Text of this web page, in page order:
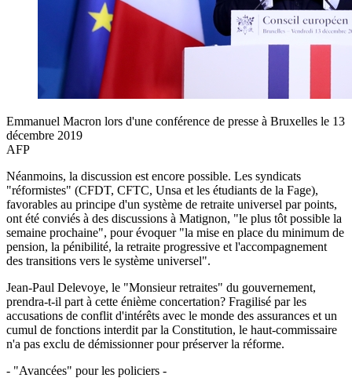
Emmanuel Macron lors d'une conférence de presse à Bruxelles le 13
décembre 2019
AFP
Néanmoins, la discussion est encore possible. Les syndicats
"réformistes" (CFDT, CFTC, Unsa et les étudiants de la Fage),
favorables au principe d'un système de retraite universel par points,
ont été conviés à des discussions à Matignon, "le plus tôt possible la
semaine prochaine", pour évoquer "la mise en place du minimum de
pension, la pénibilité, la retraite progressive et l'accompagnement
des transitions vers le système universel".
Jean-Paul Delevoye, le "Monsieur retraites" du gouvernement,
prendra-t-il part à cette énième concertation? Fragilisé par les
accusations de conflit d'intérêts avec le monde des assurances et un
cumul de fonctions interdit par la Constitution, le haut-commissaire
n'a pas exclu de démissionner pour préserver la réforme.
- "Avancées" pour les policiers -